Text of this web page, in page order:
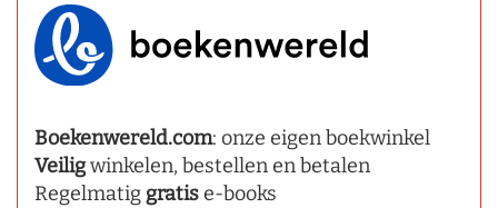
Boekenwereld.com: onze eigen boekwinkel
Veiligwinkelen, bestellen en betalen
Regelmatig gratise-books